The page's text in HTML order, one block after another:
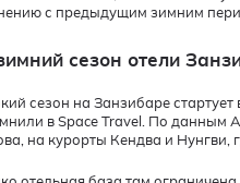
с предыдущим зимним
сезон отели
сезон на Занзибаре
в Space Travel. По данным
на курорты Кендва и